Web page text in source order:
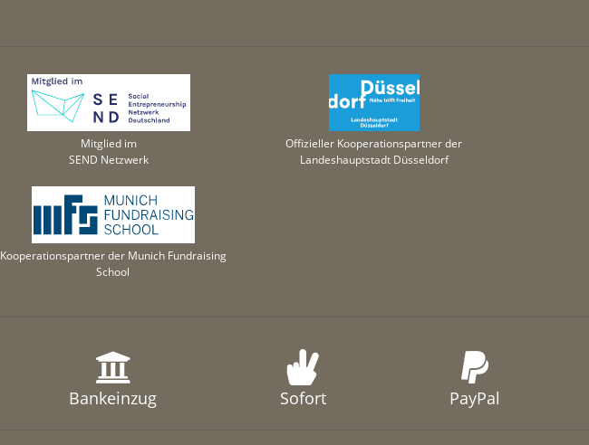
Mitglied im
SEND Netzwerk
Offizieller Kooperationspartner der
Landeshauptstadt Düsseldorf
Kooperationspartner der Munich Fundraising
School
Bankeinzug Sofort PayPal